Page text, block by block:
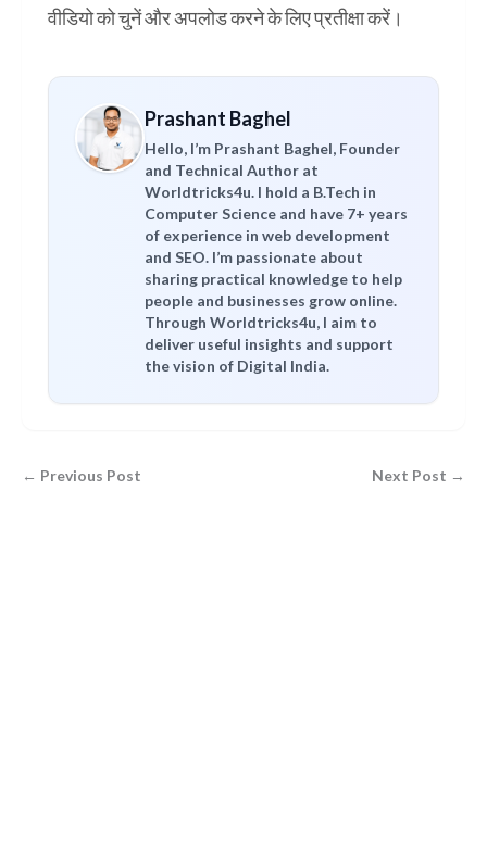
वीडियो को चुनें और अपलोड करने के लिए प्रतीक्षा करें।
Prashant Baghel
Hello, I’m Prashant Baghel, Founder
and Technical Author at
Worldtricks4u. I hold a B.Tech in
Computer Science and have 7+ years
of experience in web development
and SEO. I’m passionate about
sharing practical knowledge to help
people and businesses grow online.
Through Worldtricks4u, I aim to
deliver useful insights and support
the vision of Digital India.
← Previous Post Next Post →